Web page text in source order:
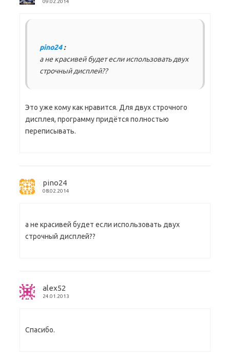
09.02.2014
pino24:
а не красивей будет если использовать двух
строчный дисплей??
Это уже кому как нравится. Для двух строчного
дисплея, программу придётся полностью
переписывать.
pino24
08.02.2014
а не красивей будет если использовать двух
строчный дисплей??
alex52
24.01.2013
Спасибо.